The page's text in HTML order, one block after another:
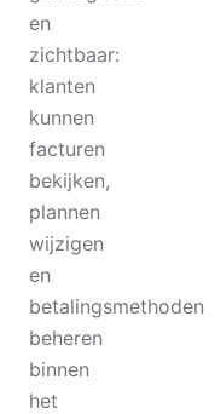
en
zichtbaar:
klanten
kunnen
facturen
bekijken,
plannen
wijzigen
en
betalingsmethoden
beheren
binnen
het